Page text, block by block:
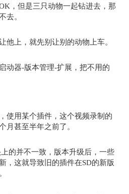
，但是三只动物一起钻进去，那
去。
他上，就先别让别的动物上车。
动器-版本管理-扩展，把不用的
使用某个插件，这个视频录制的
月甚至半年之前了。
的并不一致，版本升级后，一些
，这就导致旧的插件在SD的新版